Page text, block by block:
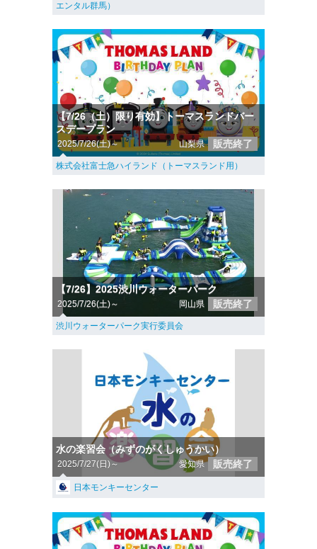
エンタル群馬）
【7/26（土）限り有効】トーマスランドバー
スデープラン
2025/7/26(土)～ 山梨県 販売終了
株式会社富士急ハイランド（トーマスランド用）
【7/26】2025渋川ウォーターパーク
2025/7/26(土)～ 岡山県 販売終了
渋川ウォーターパーク実行委員会
水の楽習会（みずのがくしゅうかい）
2025/7/27(日)～ 愛知県 販売終了
日本モンキーセンター